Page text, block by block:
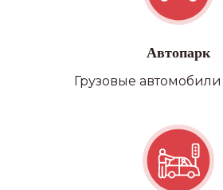
Автопарк
Грузовые